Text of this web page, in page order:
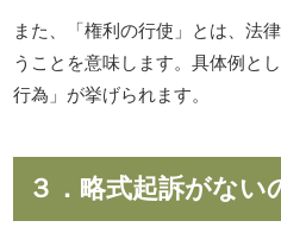
また、「権利の行使」とは、法
うことを意味します。具体例と
行為」が挙げられます。
３．略式起訴がない